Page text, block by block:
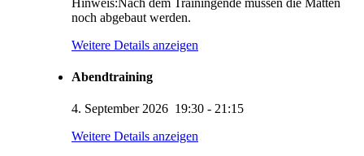
noch abgebaut werden.
Weitere Details anzeigen
Abendtraining
4. September 2026 19:30 - 21:15
Weitere Details anzeigen